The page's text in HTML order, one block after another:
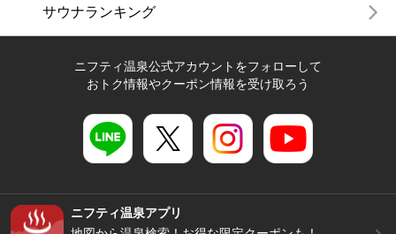
サウナランキング
ニフティ温泉公式アカウントをフォローして
おトク情報やクーポン情報を受け取ろう
ニフティ温泉アプリ